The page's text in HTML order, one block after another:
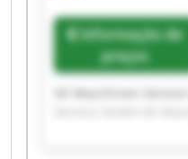
Informação de
preços
Maschinen-Service